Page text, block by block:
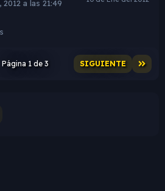
a las 21:49
SIGUIENTE
Página 1 de 3